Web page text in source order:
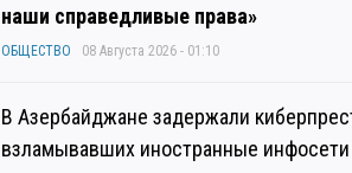
наши справедливые права»
ОБЩЕСТВО 08 Августа 2026 - 01:10
В Азербайджане задержали
взламывавших иностранные инфосети